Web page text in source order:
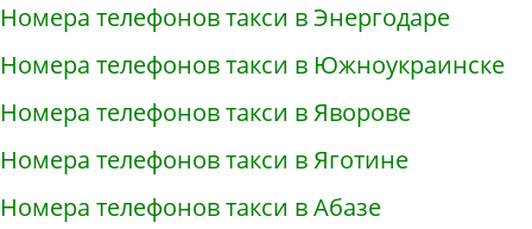
Номера телефонов такси в Энергодаре
Номера телефонов такси в Южноукраинске
Номера телефонов такси в Яворове
Номера телефонов такси в Яготине
Номера телефонов такси в Абазе